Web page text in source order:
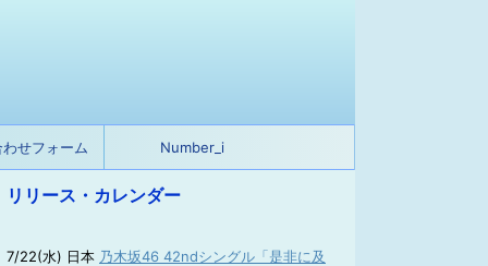
せフォーム Number_i
リリース・カレンダー
7/22(水) 日本 乃木坂46 42ndシングル「是非に及